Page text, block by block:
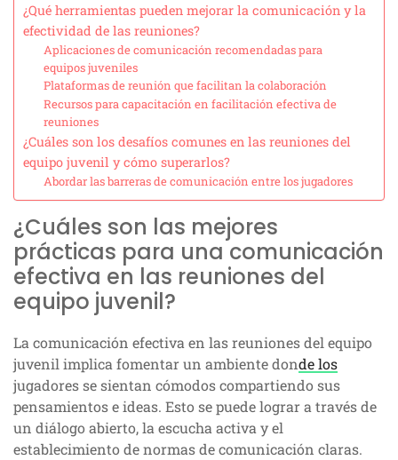
¿Qué herramientas pueden mejorar la comunicación y la
efectividad de las reuniones?
Aplicaciones de comunicación recomendadas para
equipos juveniles
Plataformas de reunión que facilitan la colaboración
Recursos para capacitación en facilitación efectiva de
reuniones
¿Cuáles son los desafíos comunes en las reuniones del
equipo juvenil y cómo superarlos?
Abordar las barreras de comunicación entre los jugadores
¿Cuáles son las mejores
prácticas para una comunicación
efectiva en las reuniones del
equipo juvenil?
La comunicación efectiva en las reuniones del equipo
juvenil implica fomentar un ambiente donde los
jugadores se sientan cómodos compartiendo sus
pensamientos e ideas. Esto se puede lograr a través de
un diálogo abierto, la escucha activa y el
establecimiento de normas de comunicación claras.